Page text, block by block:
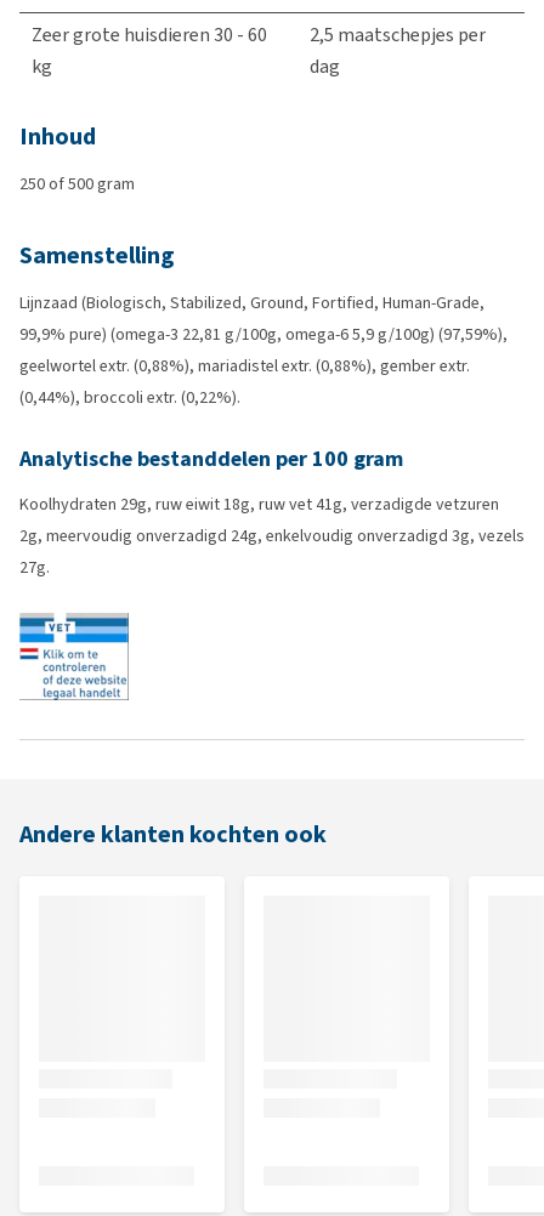
Zeer grote huisdieren 30 - 60
kg
2,5 maatschepjes per
dag
Inhoud
250 of 500 gram
Samenstelling
Lijnzaad (Biologisch, Stabilized, Ground, Fortified, Human-Grade,
99,9% pure) (omega-3 22,81 g/100g, omega-6 5,9 g/100g) (97,59%),
geelwortel extr. (0,88%), mariadistel extr. (0,88%), gember extr.
(0,44%), broccoli extr. (0,22%).
Analytische bestanddelen per 100 gram
Koolhydraten 29g, ruw eiwit 18g, ruw vet 41g, verzadigde vetzuren
2g, meervoudig onverzadigd 24g, enkelvoudig onverzadigd 3g, vezels
27g.
Andere klanten kochten ook